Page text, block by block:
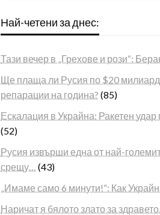
Най-четени за днес:
Тази вечер в „Грехове и рози“:
Ще плаща ли Русия по $20
репарации на година? (85)
Ескалация в Украйна: Ракетен удар
(52)
Русия извърши една от най-
срещу…
(43)
„Имаме само 6 минути!“: Как
Наричат я бялото злато за